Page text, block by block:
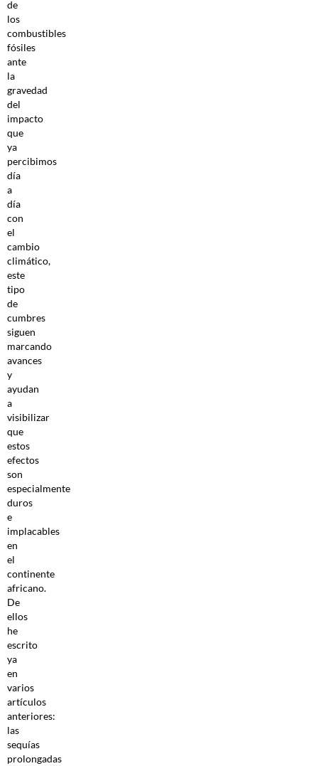
de
los
combustibles
fósiles
ante
la
gravedad
del
impacto
que
ya
percibimos
día
a
día
con
el
cambio
climático,
este
tipo
de
cumbres
siguen
marcando
avances
y
ayudan
a
visibilizar
que
estos
efectos
son
especialmente
duros
e
implacables
en
el
continente
africano.
De
ellos
he
escrito
ya
en
varios
artículos
anteriores:
las
sequías
prolongadas